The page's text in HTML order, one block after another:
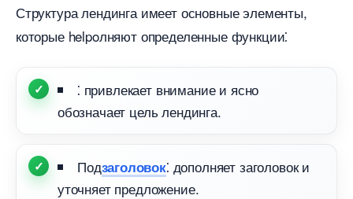
Структура лендинга имеет основные элементы,
которые helpoлняют определенные функции⁚
⁚ привлекает внимание и ясно
обозначает цель лендинга.
Подзаголовок⁚ дополняет заголовок и
уточняет предложение.​